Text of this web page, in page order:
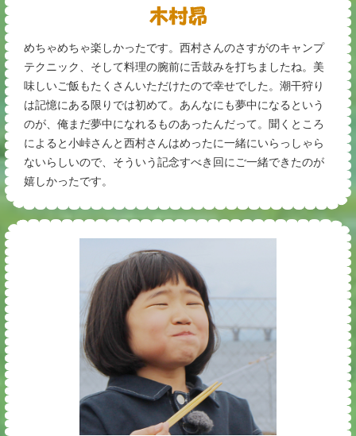
めちゃめちゃ楽しかったです。西村さんのさすがのキャンプ
テクニック、そして料理の腕前に舌鼓みを打ちましたね。美
味しいご飯もたくさんいただけたので幸せでした。潮干狩り
は記憶にある限りでは初めて。あんなにも夢中になるという
のが、俺まだ夢中になれるものあったんだって。聞くところ
によると小峠さんと西村さんはめったに一緒にいらっしゃら
ないらしいので、そういう記念すべき回にご一緒できたのが
嬉しかったです。